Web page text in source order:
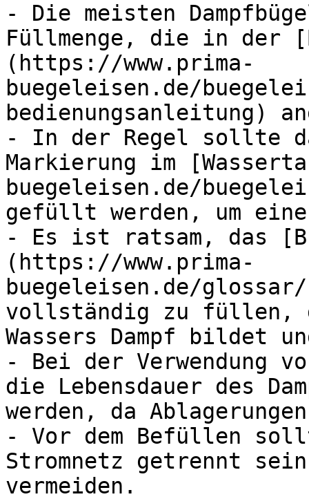
- Die meisten
Füllmenge, die in der
(https://www.prima-
buegeleisen.de/
bedienungsanleitung)
- In der Regel sollte
Markierung im
buegeleisen.de/
gefüllt werden, um
- Es ist ratsam, das
(https://www.prima-
buegeleisen.de/
vollständig zu füllen,
Wassers Dampf bildet
- Bei der Verwendung
die Lebensdauer des
werden, da
- Vor dem Befüllen
Stromnetz getrennt
vermeiden.